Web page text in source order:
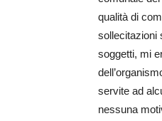
qualità di
sollecitazioni
soggetti, mi
servite ad
nessuna